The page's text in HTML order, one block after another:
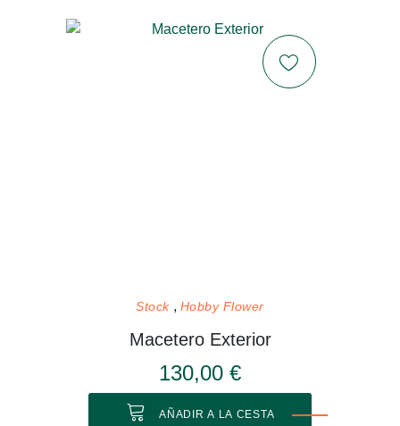
Stock Hobby Flower
Macetero Exterior
130,00 €
AÑADIR A LA CESTA